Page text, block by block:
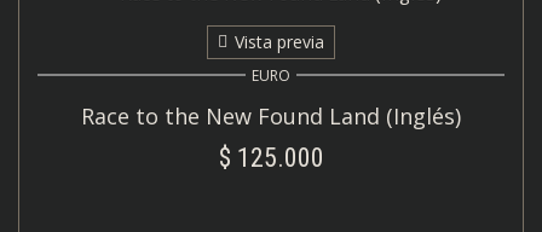
Vista previa
EURO
Race to the New Found Land (Inglés)
$ 125.000